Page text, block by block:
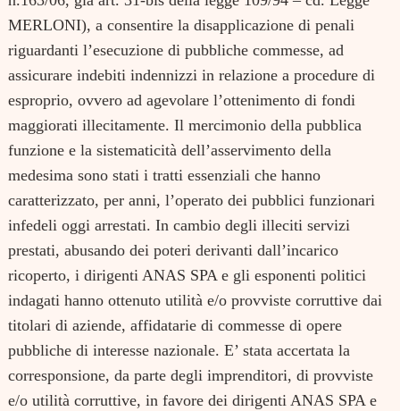
MERLONI), a consentire la disapplicazione di penali
riguardanti l’esecuzione di pubbliche commesse, ad
assicurare indebiti indennizzi in relazione a procedure di
esproprio, ovvero ad agevolare l’ottenimento di fondi
maggiorati illecitamente. Il mercimonio della pubblica
funzione e la sistematicità dell’asservimento della
medesima sono stati i tratti essenziali che hanno
caratterizzato, per anni, l’operato dei pubblici funzionari
infedeli oggi arrestati. In cambio degli illeciti servizi
prestati, abusando dei poteri derivanti dall’incarico
ricoperto, i dirigenti ANAS SPA e gli esponenti politici
indagati hanno ottenuto utilità e/o provviste corruttive dai
titolari di aziende, affidatarie di commesse di opere
pubbliche di interesse nazionale. E’ stata accertata la
corresponsione, da parte degli imprenditori, di provviste
e/o utilità corruttive, in favore dei dirigenti ANAS SPA e